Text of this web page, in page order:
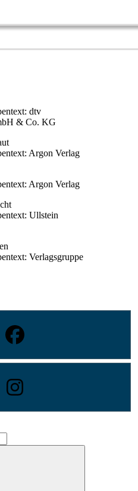
dtv
& Co. KG
Argon Verlag
Argon Verlag
Ullstein
Verlagsgruppe